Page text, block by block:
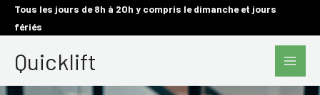
AllerTous les jours de 8h à 20h y compris le dimanche et jours
fériés
Quicklift
Main